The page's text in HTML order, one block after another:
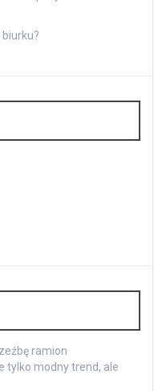
ramion
tylko modny trend, ale